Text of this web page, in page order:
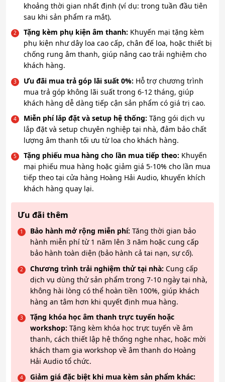
khoảng thời gian nhất định (ví dụ: trong tuần đầu tiên
sau khi sản phẩm ra mắt).
Tặng kèm phụ kiện âm thanh: Khuyến mại tặng kèm
phụ kiện như dây loa cao cấp, chân đế loa, hoặc thiết bị
chống rung âm thanh, giúp nâng cao trải nghiệm cho
khách hàng.
Ưu đãi mua trả góp lãi suất 0%: Hỗ trợ chương trình
mua trả góp không lãi suất trong 6-12 tháng, giúp
khách hàng dễ dàng tiếp cận sản phẩm có giá trị cao.
Miễn phí lắp đặt và setup hệ thống: Tặng gói dịch vụ
lắp đặt và setup chuyên nghiệp tại nhà, đảm bảo chất
lượng âm thanh tối ưu từ loa cho khách hàng.
Tặng phiếu mua hàng cho lần mua tiếp theo: Khuyến
mại phiếu mua hàng hoặc giảm giá 5-10% cho lần mua
tiếp theo tại cửa hàng Hoàng Hải Audio, khuyến khích
khách hàng quay lại.
Ưu đãi thêm
Bảo hành mở rộng miễn phí: Tăng thời gian bảo
hành miễn phí từ 1 năm lên 3 năm hoặc cung cấp
bảo hành toàn diện (bảo hành cả tai nạn, sự cố).
Chương trình trải nghiệm thử tại nhà: Cung cấp
dịch vụ dùng thử sản phẩm trong 7-10 ngày tại nhà,
không hài lòng có thể hoàn tiền 100%, giúp khách
hàng an tâm hơn khi quyết định mua hàng.
Tặng khóa học âm thanh trực tuyến hoặc
workshop: Tặng kèm khóa học trực tuyến về âm
thanh, cách thiết lập hệ thống nghe nhạc, hoặc mời
khách tham gia workshop về âm thanh do Hoàng
Hải Audio tổ chức.
Giảm giá đặc biệt khi mua kèm sản phẩm khác: